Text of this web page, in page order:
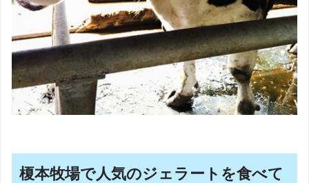
榎本牧場で人気のジェラートを食べて